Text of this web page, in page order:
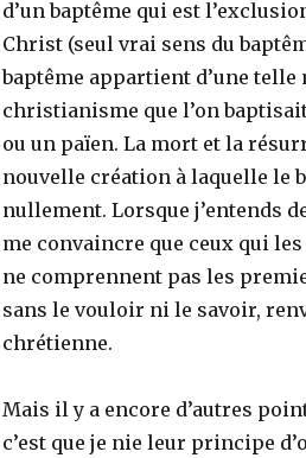
d’un baptême qui est
Christ (seul vrai sens du
baptême appartient d’une
christianisme que l’on
ou un païen. La mort et la
nouvelle création à laquelle le
nullement. Lorsque j’entends
me convaincre que ceux qui
ne comprennent pas les
sans le vouloir ni le savoir,
chrétienne.
Mais il y a encore d’autres
c’est que je nie leur principe